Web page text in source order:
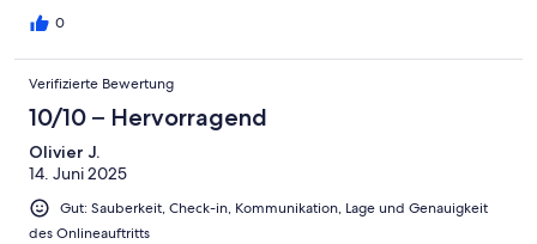
Gastgeber war sehr unkompliziert und freundlich. Wir würden
wieder buchen.
0
Verifizierte Bewertung
10/10 – Hervorragend
Olivier J.
14. Juni 2025
Gut: Sauberkeit, Check-in, Kommunikation, Lage und Genauigkeit
des Onlineauftritts